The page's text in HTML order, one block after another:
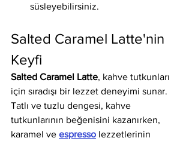
süsleyebilirsiniz.
Salted Caramel Latte'nin
Keyfi
Salted Caramel Latte, kahve tutkunları
için sıradışı bir lezzet deneyimi sunar.
Tatlı ve tuzlu dengesi, kahve
tutkunlarının beğenisini kazanırken,
karamel ve espresso lezzetlerinin